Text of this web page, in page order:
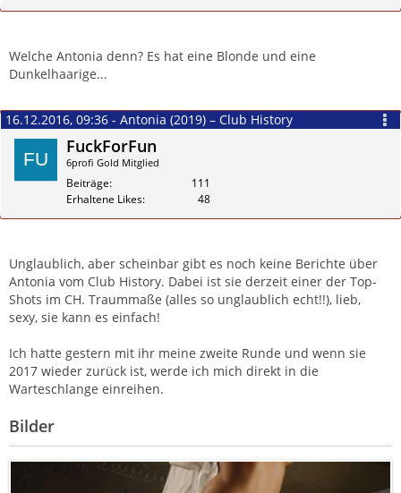
Welche Antonia denn? Es hat eine Blonde und eine
Dunkelhaarige...
16.12.2016, 09:36 - Antonia (2019) – Club History
FuckForFun
6profi Gold Mitglied
Beiträge
111
Erhaltene Likes
48
Unglaublich, aber scheinbar gibt es noch keine Berichte über
Antonia vom Club History. Dabei ist sie derzeit einer der Top-
Shots im CH. Traummaße (alles so unglaublich echt!!), lieb,
sexy, sie kann es einfach!
Ich hatte gestern mit ihr meine zweite Runde und wenn sie
2017 wieder zurück ist, werde ich mich direkt in die
Warteschlange einreihen.
Bilder
Zitieren